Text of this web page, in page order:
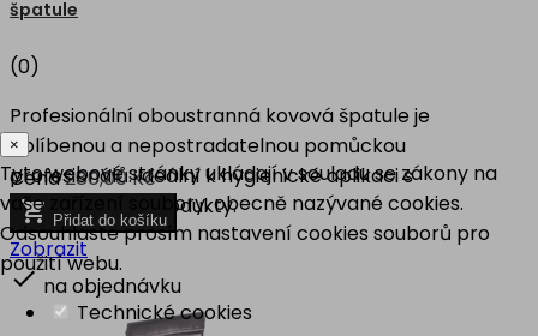
špatule
(0)
Profesionální oboustranná kovová špatule je
oblíbenou a nepostradatelnou pomůckou
profesionálů. Ideální k hygienické aplikaci s
kosmetickými produkty.
Cena280,00 Kč
 Přidat do košíku
Zobrazit
 na objednávku
×
Tyto webové stránky ukládají v souladu se zákony na
vaše zařízení soubory, obecně nazývané cookies.
Odsouhlaste prosím nastavení cookies souborů pro
použití webu.
Technické cookies